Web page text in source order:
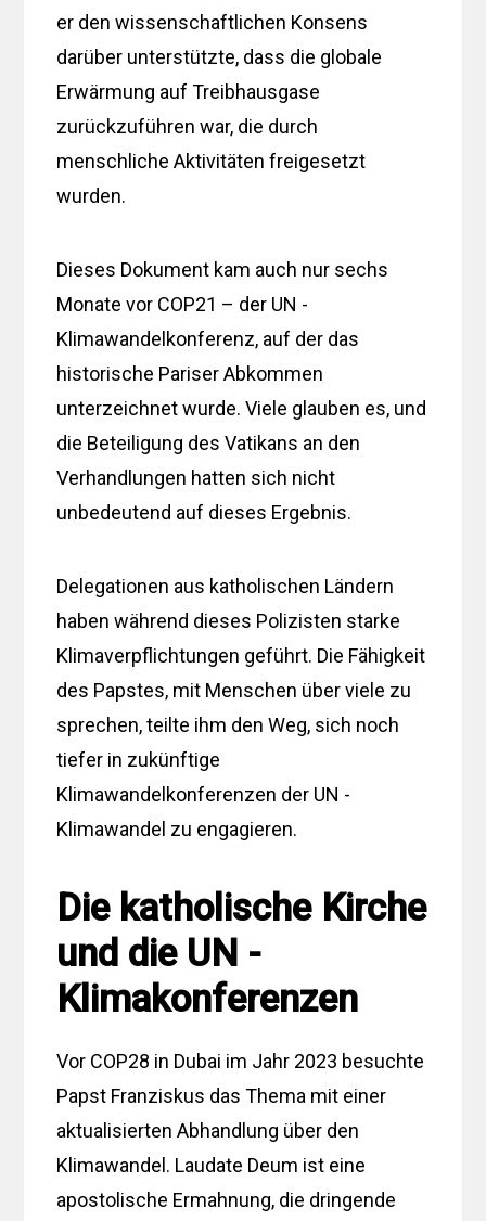
er den wissenschaftlichen Konsens
darüber unterstützte, dass die globale
Erwärmung auf Treibhausgase
zurückzuführen war, die durch
menschliche Aktivitäten freigesetzt
wurden.
Dieses Dokument kam auch nur sechs
Monate vor COP21 – der UN -
Klimawandelkonferenz, auf der das
historische Pariser Abkommen
unterzeichnet wurde. Viele glauben es, und
die Beteiligung des Vatikans an den
Verhandlungen hatten sich nicht
unbedeutend auf dieses Ergebnis.
Delegationen aus katholischen Ländern
haben während dieses Polizisten starke
Klimaverpflichtungen geführt. Die Fähigkeit
des Papstes, mit Menschen über viele zu
sprechen, teilte ihm den Weg, sich noch
tiefer in zukünftige
Klimawandelkonferenzen der UN -
Klimawandel zu engagieren.
Die katholische Kirche
und die UN -
Klimakonferenzen
Vor COP28 in Dubai im Jahr 2023 besuchte
Papst Franziskus das Thema mit einer
aktualisierten Abhandlung über den
Klimawandel. Laudate Deum ist eine
apostolische Ermahnung, die dringende